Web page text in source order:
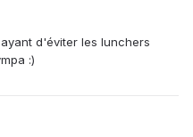
d'éviter les lunchers
:)